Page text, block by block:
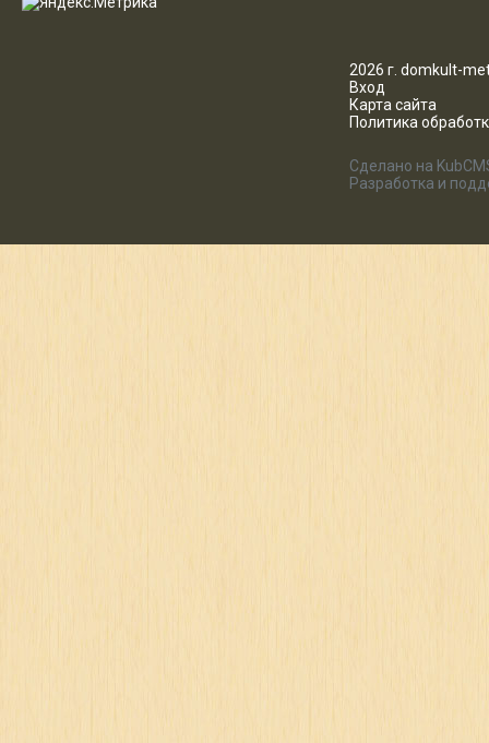
2026 г. domkult-
Вход
Карта сайта
Политика
Сделано на
Разработка и